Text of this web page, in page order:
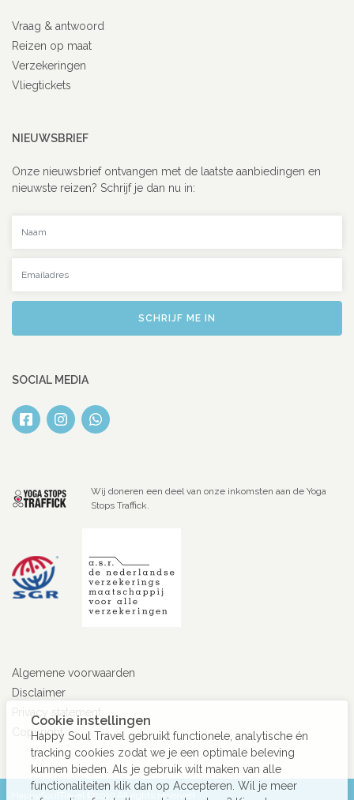
Vraag & antwoord
Reizen op maat
Verzekeringen
Vliegtickets
NIEUWSBRIEF
Onze nieuwsbrief ontvangen met de laatste aanbiedingen en
nieuwste reizen? Schrijf je dan nu in:
SCHRIJF ME IN
SOCIAL MEDIA
Wij doneren een deel van onze inkomsten aan de Yoga
Stops Traffick.
Algemene voorwaarden
Disclaimer
Privacy statement
Copyright
HappySoulTravel ©2019 All rights reserved
Cookie instellingen
Happy Soul Travel gebruikt functionele, analytische én
tracking cookies zodat we je een optimale beleving
kunnen bieden. Als je gebruik wilt maken van alle
functionaliteiten klik dan op Accepteren. Wil je meer